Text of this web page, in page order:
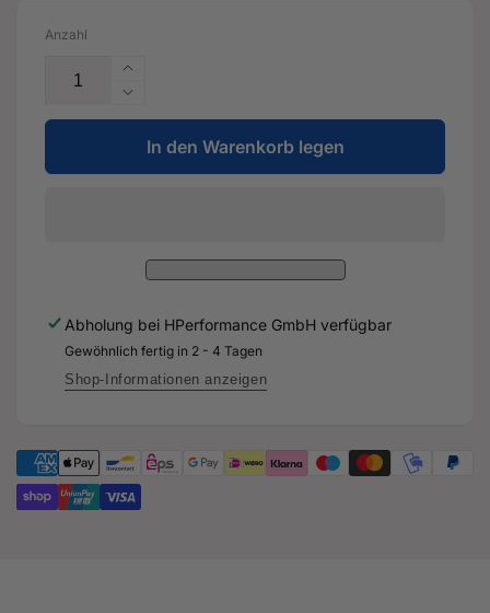
Anzahl
Erhöhe
die
Menge
für
Carbon
GT-
Flex
für
Audi
RS3
Limousine
Verringere
die
Menge
für
Heckspoiler
GT-
Curved
für
Audi
-
Limousine
In den Warenkorb legen
Abholung bei HPerformance GmbH verfügbar
Gewöhnlich fertig in 2 - 4 Tagen
Shop-Informationen anzeigen